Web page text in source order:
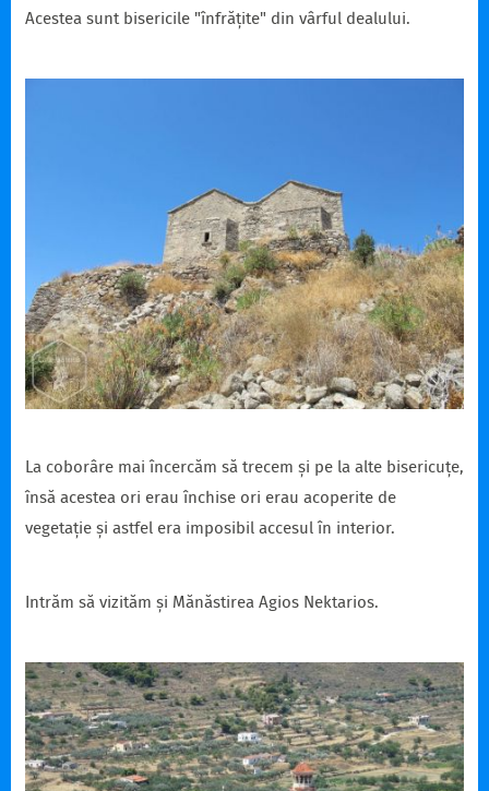
Acestea sunt bisericile "înfrățite" din vârful dealului.
La coborâre mai încercăm să trecem și pe la alte bisericuțe,
însă acestea ori erau închise ori erau acoperite de
vegetație și astfel era imposibil accesul în interior.
Intrăm să vizităm și Mănăstirea Agios Nektarios.